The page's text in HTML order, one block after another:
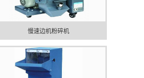
慢速边机粉碎机